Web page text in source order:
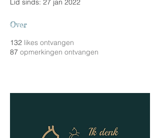
Lid sinds: 27 jan 2022
Over
132 likes ontvangen
87 opmerkingen ontvangen